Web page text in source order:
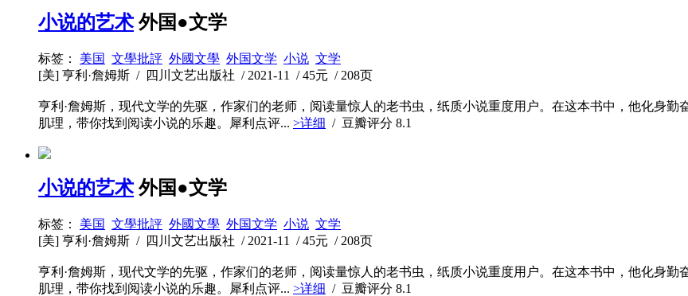
小说的艺术 外国●文学
标签： 美国 文學批評 外國文學 外国文学 小说 文学
[美] 亨利·詹姆斯 / 四川文艺出版社 / 2021-11 / 45元 / 208页
亨利·詹姆斯，现代文学的先驱，作家们的老师，阅读量惊人的老书虫，纸质小说重度用户。在这本书中，他化身
肌理，带你找到阅读小说的乐趣。犀利点评... >详细 / 豆瓣评分 8.1
小说的艺术 外国●文学
标签： 美国 文學批評 外國文學 外国文学 小说 文学
[美] 亨利·詹姆斯 / 四川文艺出版社 / 2021-11 / 45元 / 208页
亨利·詹姆斯，现代文学的先驱，作家们的老师，阅读量惊人的老书虫，纸质小说重度用户。在这本书中，他化身
肌理，带你找到阅读小说的乐趣。犀利点评... >详细 / 豆瓣评分 8.1